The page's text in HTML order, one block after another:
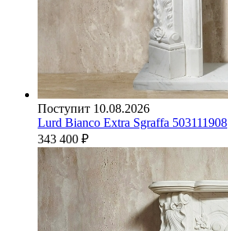
Поступит 10.08.2026
Lurd Bianco Extra Sgraffa 503111908
343 400 ₽